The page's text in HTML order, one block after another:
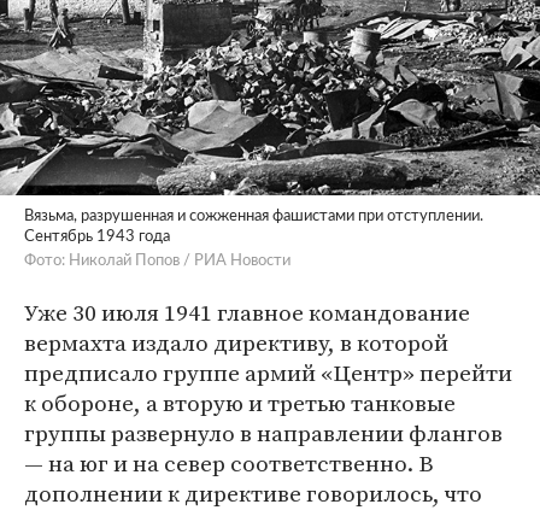
Вязьма, разрушенная и сожженная фашистами при отступлении.
Сентябрь 1943 года
Фото: Николай Попов / РИА Новости
Уже 30 июля 1941 главное командование
вермахта издало директиву, в которой
предписало группе армий «Центр» перейти
к обороне, а вторую и третью танковые
группы развернуло в направлении флангов
— на юг и на север соответственно. В
дополнении к директиве говорилось, что